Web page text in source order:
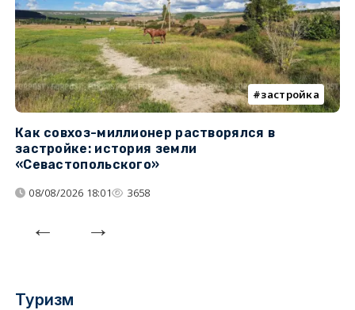
застройка
Как совхоз-миллионер растворялся в
застройке: история земли
«Севастопольского»
08/08/2026 18:01 3658
Туризм